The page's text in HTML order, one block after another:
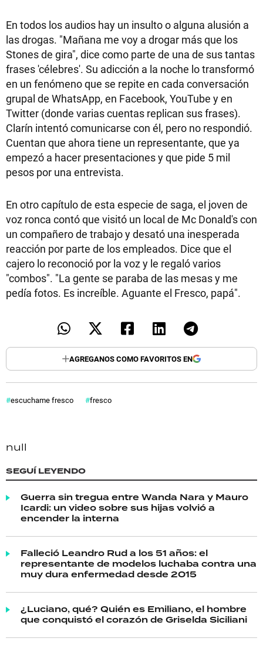
En todos los audios hay un insulto o alguna alusión a
las drogas. "Mañana me voy a drogar más que los
Stones de gira", dice como parte de una de sus tantas
frases 'célebres'. Su adicción a la noche lo transformó
en un fenómeno que se repite en cada conversación
grupal de WhatsApp, en Facebook, YouTube y en
Twitter (donde varias cuentas replican sus frases).
Clarín intentó comunicarse con él, pero no respondió.
Cuentan que ahora tiene un representante, que ya
empezó a hacer presentaciones y que pide 5 mil
pesos por una entrevista.
En otro capítulo de esta especie de saga, el joven de
voz ronca contó que visitó un local de Mc Donald's con
un compañero de trabajo y desató una inesperada
reacción por parte de los empleados. Dice que el
cajero lo reconoció por la voz y le regaló varios
"combos". "La gente se paraba de las mesas y me
pedía fotos. Es increíble. Aguante el Fresco, papá".
AGREGANOS COMO FAVORITOS EN
escuchame fresco fresco
null
SEGUÍ LEYENDO
Guerra sin tregua entre Wanda Nara y Mauro
Icardi: un video sobre sus hijas volvió a
encender la interna
Falleció Leandro Rud a los 51 años: el
representante de modelos luchaba contra una
muy dura enfermedad desde 2015
¿Luciano, qué? Quién es Emiliano, el hombre
que conquistó el corazón de Griselda Siciliani